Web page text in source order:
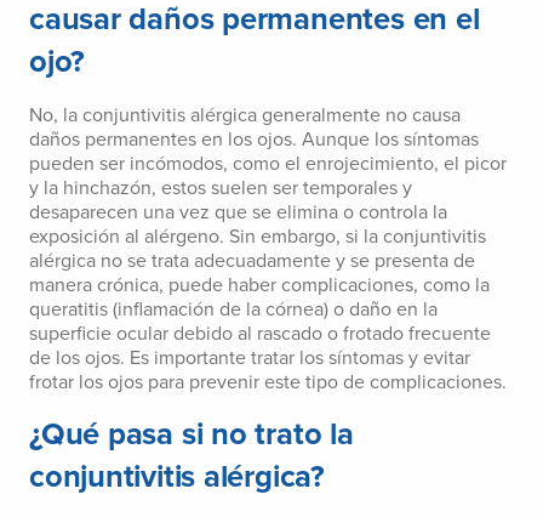
causar daños permanentes en el
ojo?
No, la conjuntivitis alérgica generalmente no causa
daños permanentes en los ojos. Aunque los síntomas
pueden ser incómodos, como el enrojecimiento, el picor
y la hinchazón, estos suelen ser temporales y
desaparecen una vez que se elimina o controla la
exposición al alérgeno. Sin embargo, si la conjuntivitis
alérgica no se trata adecuadamente y se presenta de
manera crónica, puede haber complicaciones, como la
queratitis (inflamación de la córnea) o daño en la
superficie ocular debido al rascado o frotado frecuente
de los ojos. Es importante tratar los síntomas y evitar
frotar los ojos para prevenir este tipo de complicaciones.
¿Qué pasa si no trato la
conjuntivitis alérgica?